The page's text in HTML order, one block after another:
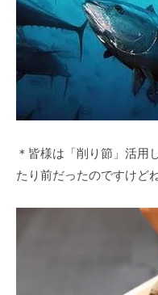
＊皆様は「削り節」活用
たり前だったのですけどね